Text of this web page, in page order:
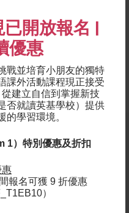
開放報名 |
優惠
戰並培育小朋友的獨特
課外活動課程現正接受
從建立自信到掌握新技
否就讀英基學校）提供
的學習環境。
1）特別優惠及折扣
惠
報名可獲 9 折優惠
）
毛巾，讓您的孩子之後
坊